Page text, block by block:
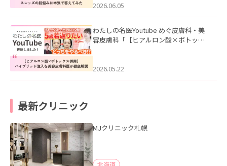
2026.06.05
わたしの名医Youtube めぐ皮膚科・美
容皮膚科「【ヒアルロン酸×ボトック
た。
2026.05.22
最新クリニック
MJクリニック札幌